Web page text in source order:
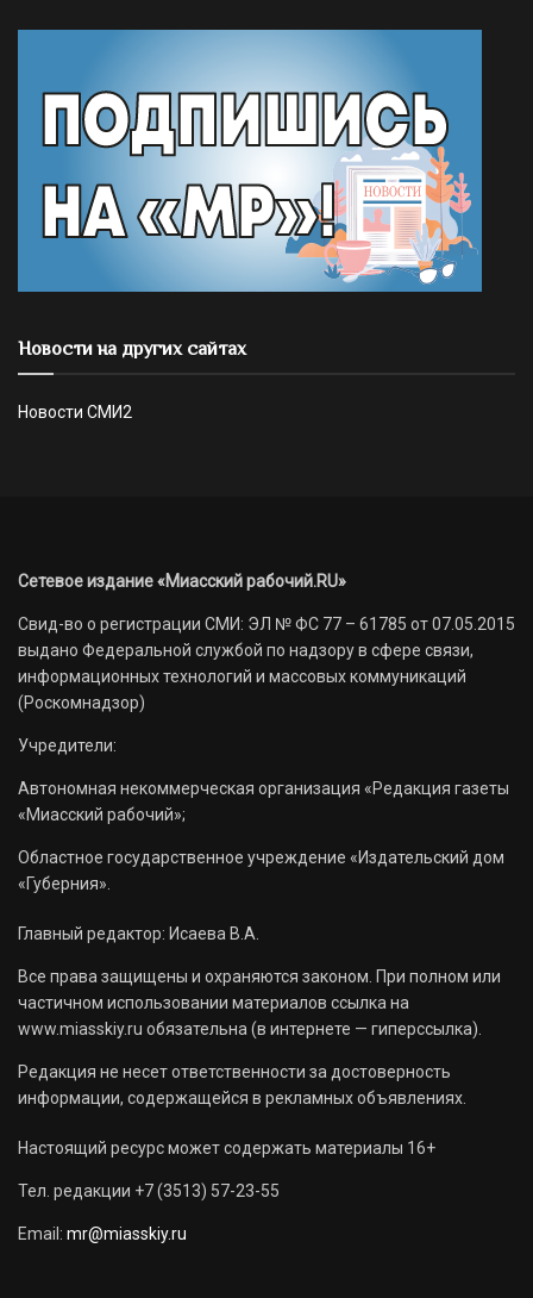
Новости на других сайтах
Новости СМИ2
Сетевое издание «Миасский рабочий.RU»
Свид-во о регистрации СМИ: ЭЛ № ФС 77 – 61785 от 07.05.2015
выдано Федеральной службой по надзору в сфере связи,
информационных технологий и массовых коммуникаций
(Роскомнадзор)
Учредители:
Автономная некоммерческая организация «Редакция газеты
«Миасский рабочий»;
Областное государственное учреждение «Издательский дом
«Губерния».
Главный редактор: Исаева В.А.
Все права защищены и охраняются законом. При полном или
частичном использовании материалов ссылка на
www.miasskiy.ru обязательна (в интернете — гиперссылка).
Редакция не несет ответственности за достоверность
информации, содержащейся в рекламных объявлениях.
Настоящий ресурс может содержать материалы 16+
Тел. редакции +7 (3513) 57-23-55
Email: mr@miasskiy.ru